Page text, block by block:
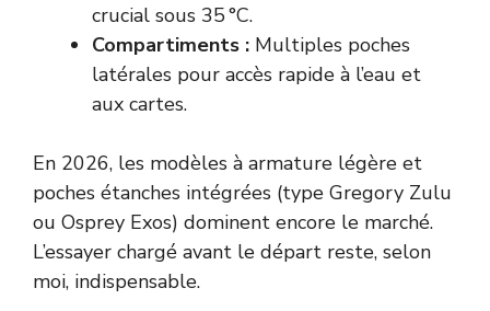
crucial sous 35 °C.
Compartiments : Multiples poches
latérales pour accès rapide à l’eau et
aux cartes.
En 2026, les modèles à armature légère et
poches étanches intégrées (type Gregory Zulu
ou Osprey Exos) dominent encore le marché.
L’essayer chargé avant le départ reste, selon
moi, indispensable.